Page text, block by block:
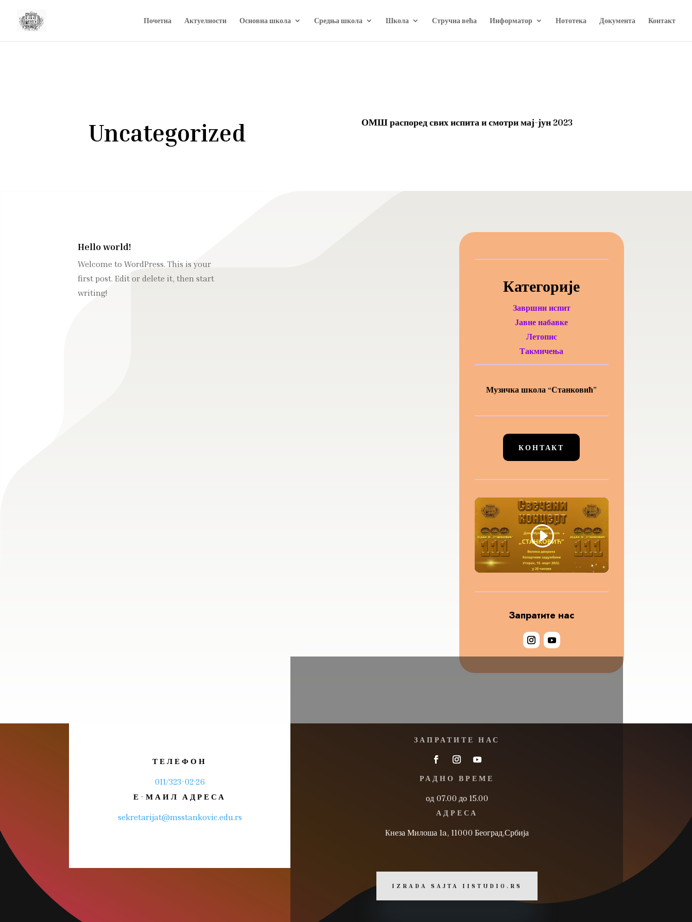
Почетна Актуелности Основна школа Средња школа Школа Стручна већа Информатор Нототека Документа Контакт
Uncategorized ОМШ распоред свих испита и смотри мај-јун 2023
Hello world!
Welcome to WordPress. This is your
first post. Edit or delete it, then start
writing!
Категорије
Завршни испит
Јавне набавке
Летопис
Такмичења
Музичка школа “Станковић”
КОНТАКТ
Запратите нас
ТЕЛЕФОН
011/323-02-26
Е-МАИЛ АДРЕСА
sekretarijat@msstankovic.edu.rs
ЗАПРАТИТЕ НАС
РАДНО ВРЕМЕ
од 07.00 до 15.00
АДРЕСА
Kнеза Милоша 1a, 11000 Београд,Србија
IZRADA SAJTA IISTUDIO.RS